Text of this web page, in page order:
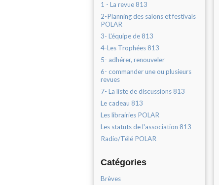
1 - La revue 813
2-Planning des salons et festivals
POLAR
3- L'équipe de 813
4-Les Trophées 813
5- adhérer, renouveler
6- commander une ou plusieurs
revues
7- La liste de discussions 813
Le cadeau 813
Les librairies POLAR
Les statuts de l'association 813
Radio/Télé POLAR
Catégories
Brèves